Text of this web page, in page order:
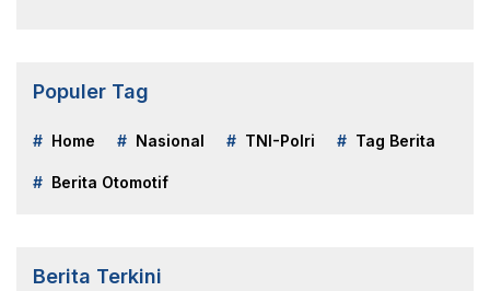
Populer Tag
Home Nasional TNI-Polri Tag Berita
Berita Otomotif
Berita Terkini